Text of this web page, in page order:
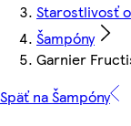
Starostlivosť
Šampóny
Garnier
Späť na Šampóny